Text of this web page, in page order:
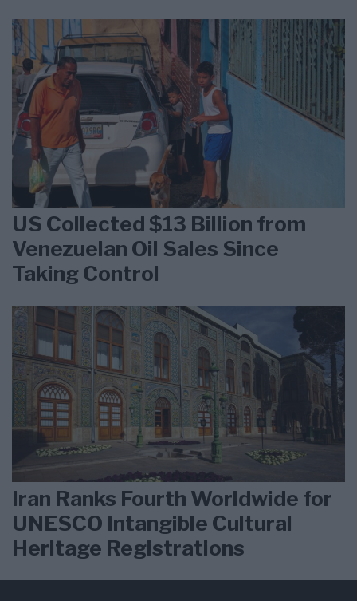
US Collected $13 Billion from
Venezuelan Oil Sales Since
Taking Control
Iran Ranks Fourth Worldwide for
UNESCO Intangible Cultural
Heritage Registrations